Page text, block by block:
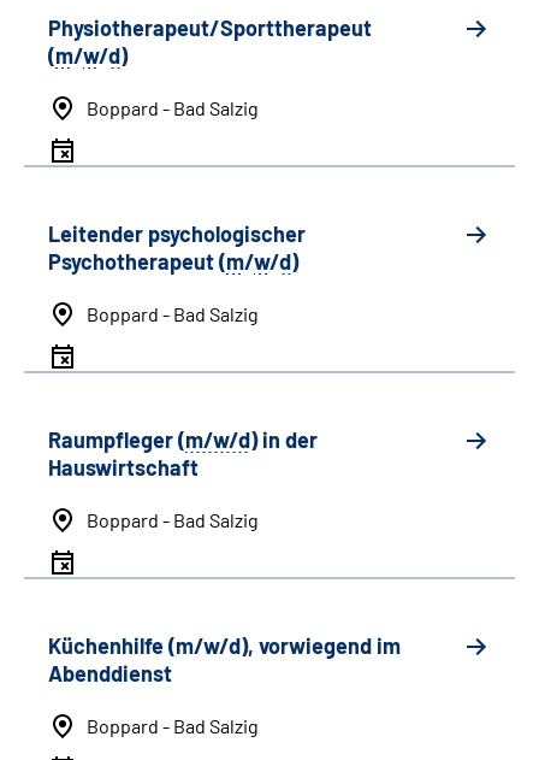
Physiotherapeut/Sporttherapeut
(m/w/d)
Boppard - Bad Salzig
Leitender psychologischer
Psychotherapeut (m/w/d)
Boppard - Bad Salzig
Raumpfleger (m/w/d) in der
Hauswirtschaft
Boppard - Bad Salzig
Küchenhilfe (m/w/d), vorwiegend im
Abenddienst
Boppard - Bad Salzig